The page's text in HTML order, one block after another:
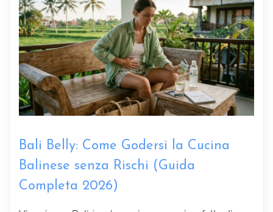
Bali Belly: Come Godersi la Cucina
Balinese senza Rischi (Guida
Completa 2026)